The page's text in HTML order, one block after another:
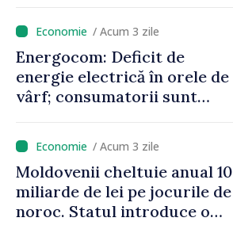
durabile
/ Acum 3 zile
Energocom: Deficit de
energie electrică în orele de
vârf; consumatorii sunt
/ Acum 3 zile
Moldovenii cheltuie anual 10
miliarde de lei pe jocurile de
noroc. Statul introduce o